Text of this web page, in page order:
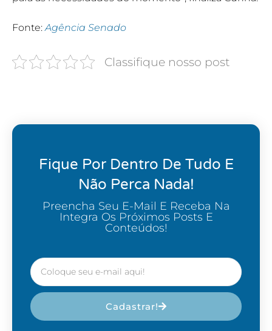
Fonte:Agência Senado
Classifique nosso post
Fique Por Dentro De Tudo E
Não Perca Nada!
Preencha Seu E-Mail E Receba Na
Integra Os Próximos Posts E
Conteúdos!
Cadastrar!